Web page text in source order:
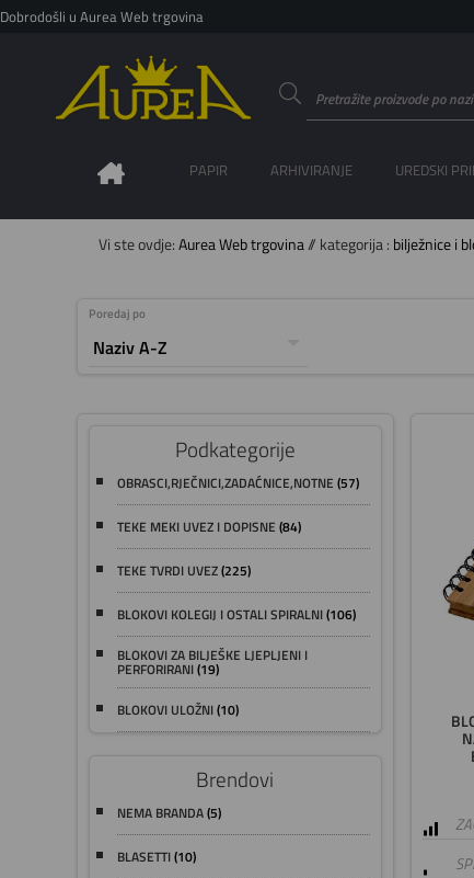
Dobrodošli u Aurea Web trgovina
PAPIR ARHIVIRANJE UREDSKI
Vi ste ovdje: Aurea Web trgovina// kategorija : bilježnice i
Poredaj po
Podkategorije
OBRASCI,RJEČNICI,ZADAĆNICE,NOTNE (57)
TEKE MEKI UVEZ I DOPISNE (84)
TEKE TVRDI UVEZ(225)
BLOKOVI KOLEGIJ I OSTALI SPIRALNI(106)
BLOKOVI ZA BILJEŠKE LJEPLJENI I
PERFORIRANI(19)
BLOKOVI ULOŽNI(10)
Brendovi
NEMA BRANDA(5)
BLASETTI(10)